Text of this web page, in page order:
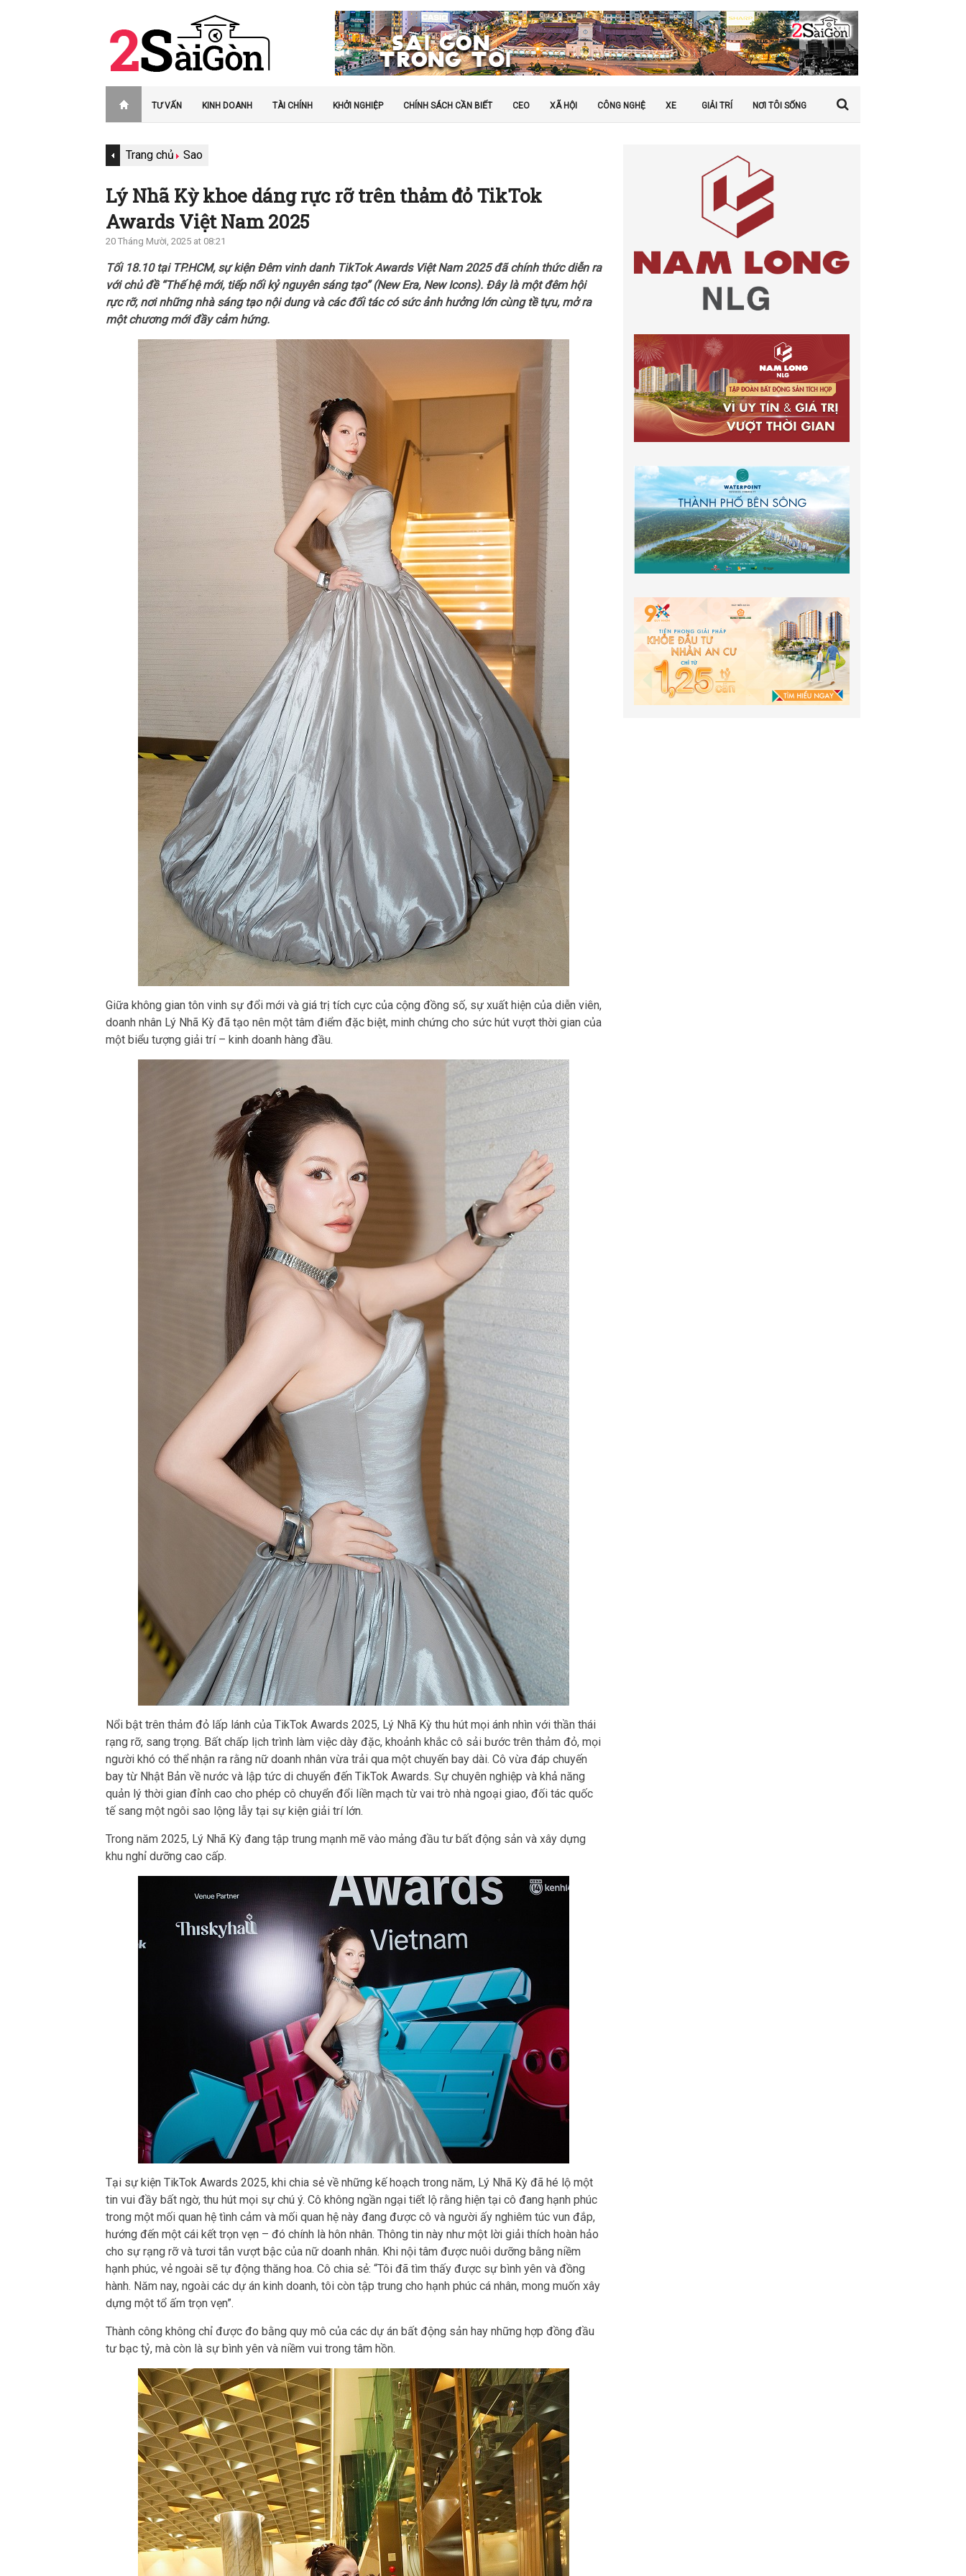
TƯ VẤN KINH DOANH TÀI CHÍNH KHỞI NGHIỆP CHÍNH SÁCH CẦN BIẾT CEO XÃ HỘI CÔNG NGHỆ XE GIẢI TRÍ NƠI TÔI SỐNG
Trang chủ Sao
Lý Nhã Kỳ khoe dáng rực rỡ trên thảm đỏ TikTok
Awards Việt Nam 2025
20 Tháng Mười, 2025 at 08:21
Tối 18.10 tại TP.HCM, sự kiện Đêm vinh danh TikTok Awards Việt Nam 2025 đã chính thức diễn ra
với chủ đề “Thế hệ mới, tiếp nối kỷ nguyên sáng tạo” (New Era, New Icons). Đây là một đêm hội
rực rỡ, nơi những nhà sáng tạo nội dung và các đối tác có sức ảnh hưởng lớn cùng tề tựu, mở ra
một chương mới đầy cảm hứng.
Giữa không gian tôn vinh sự đổi mới và giá trị tích cực của cộng đồng số, sự xuất hiện của diễn viên,
doanh nhân Lý Nhã Kỳ đã tạo nên một tâm điểm đặc biệt, minh chứng cho sức hút vượt thời gian của
một biểu tượng giải trí – kinh doanh hàng đầu.
Nổi bật trên thảm đỏ lấp lánh của TikTok Awards 2025, Lý Nhã Kỳ thu hút mọi ánh nhìn với thần thái
rạng rỡ, sang trọng. Bất chấp lịch trình làm việc dày đặc, khoảnh khắc cô sải bước trên thảm đỏ, mọi
người khó có thể nhận ra rằng nữ doanh nhân vừa trải qua một chuyến bay dài. Cô vừa đáp chuyến
bay từ Nhật Bản về nước và lập tức di chuyển đến TikTok Awards. Sự chuyên nghiệp và khả năng
quản lý thời gian đỉnh cao cho phép cô chuyển đổi liền mạch từ vai trò nhà ngoại giao, đối tác quốc
tế sang một ngôi sao lộng lẫy tại sự kiện giải trí lớn.
Trong năm 2025, Lý Nhã Kỳ đang tập trung mạnh mẽ vào mảng đầu tư bất động sản và xây dựng
khu nghỉ dưỡng cao cấp.
Tại sự kiện TikTok Awards 2025, khi chia sẻ về những kế hoạch trong năm, Lý Nhã Kỳ đã hé lộ một
tin vui đầy bất ngờ, thu hút mọi sự chú ý. Cô không ngần ngại tiết lộ rằng hiện tại cô đang hạnh phúc
trong một mối quan hệ tình cảm và mối quan hệ này đang được cô và người ấy nghiêm túc vun đắp,
hướng đến một cái kết trọn vẹn – đó chính là hôn nhân. Thông tin này như một lời giải thích hoàn hảo
cho sự rạng rỡ và tươi tắn vượt bậc của nữ doanh nhân. Khi nội tâm được nuôi dưỡng bằng niềm
hạnh phúc, vẻ ngoài sẽ tự động thăng hoa. Cô chia sẻ: “Tôi đã tìm thấy được sự bình yên và đồng
hành. Năm nay, ngoài các dự án kinh doanh, tôi còn tập trung cho hạnh phúc cá nhân, mong muốn xây
dựng một tổ ấm trọn vẹn”.
Thành công không chỉ được đo bằng quy mô của các dự án bất động sản hay những hợp đồng đầu
tư bạc tỷ, mà còn là sự bình yên và niềm vui trong tâm hồn.